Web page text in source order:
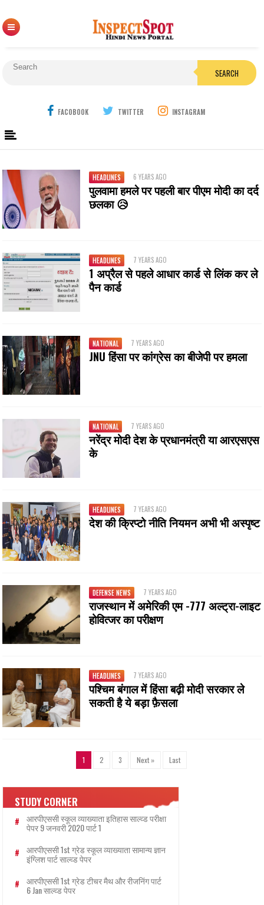
SEARCH
FACOBOOK TWITTER INSTAGRAM
HEADLINES 6 YEARS AGO
पुलवामा हमले पर पहली बार पीएम मोदी का दर्द
छलका 😥
HEADLINES 7 YEARS AGO
1 अप्रैल से पहले आधार कार्ड से लिंक कर ले
पैन कार्ड
NATIONAL 7 YEARS AGO
JNU हिंसा पर कांग्रेस का बीजेपी पर हमला
NATIONAL 7 YEARS AGO
नरेंद्र मोदी देश के प्रधानमंत्री या आरएसएस
के
HEADLINES 7 YEARS AGO
देश की क्रिप्टो नीति नियमन अभी भी अस्पृष्ट
DEFENSE NEWS 7 YEARS AGO
राजस्थान में अमेरिकी एम -777 अल्ट्रा-लाइट
होवित्जर का परीक्षण
HEADLINES 7 YEARS AGO
पश्चिम बंगाल में हिंसा बढ़ी मोदी सरकार ले
सकती है ये बड़ा फ़ैसला
1 2 3 Next » Last
STUDY CORNER
आरपीएससी स्कूल व्याख्याता इतिहास साल्व्ड परीक्षा
पेपर 9 जनवरी 2020 पार्ट 1
आरपीएससी 1st ग्रेड स्कूल व्याख्याता सामान्य ज्ञान
इंग्लिश पार्ट साल्व्ड पेपर
आरपीएससी 1st ग्रेड टीचर मैथ और रीजनिंग पार्ट
6 Jan साल्व्ड पेपर